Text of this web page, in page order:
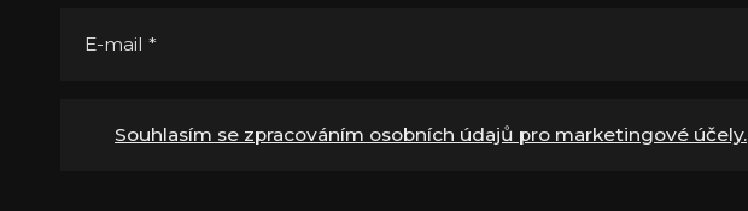
E-mail *
Souhlasím se zpracováním osobních údajů pro marketingové účely.